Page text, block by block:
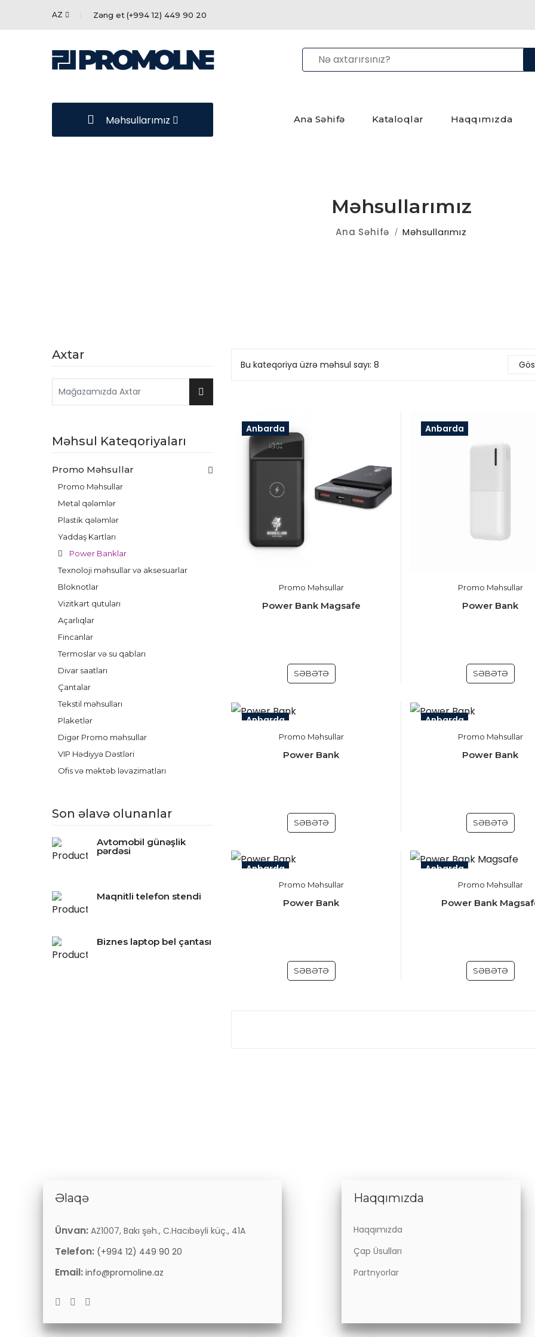
AZ Zəng et (+994 12) 449 90 20
Məhsullarımız Ana Səhifə Kataloqlar Haqqımızda
Məhsullarımız
Ana Səhifə Məhsullarımız
Bu kateqoriya üzrə məhsul sayı: 8
Anbarda
Promo Məhsullar
Power Bank Magsafe
SƏBƏTƏ
Anbarda
Promo Məhsullar
Power Bank
SƏBƏTƏ
Anbarda
Promo Məhsullar
Power Bank
SƏBƏTƏ
Anbarda
Promo Məhsullar
Power Bank
SƏBƏTƏ
Anbarda
Promo Məhsullar
Power Bank
SƏBƏTƏ
Anbarda
Promo Məhsullar
Power Bank
SƏBƏTƏ
Axtar
Məhsul Kateqoriyaları
Promo Məhsullar
Promo Məhsullar
Metal qələmlər
Plastik qələmlər
Yaddaş Kartları
Power Banklar
Texnoloji məhsullar və aksesuarlar
Bloknotlar
Vizitkart qutuları
Açarlıqlar
Fincanlar
Termoslar və su qabları
Divar saatları
Çantalar
Tekstil məhsulları
Plaketlər
Digər Promo məhsullar
VIP Hədiyyə Dəstləri
Ofis və məktəb ləvazimatları
Son əlavə olunanlar
Avtomobil günəşlik
pərdəsi
Maqnitli telefon stendi
Biznes laptop bel çantası
Əlaqə
Ünvan: AZ1007, Bakı şəh., C.Hacıbəyli küç., 41A
Telefon: (+994 12) 449 90 20
Email: info@promoline.az
Haqqımızda
Haqqımızda
Çap Üsulları
Partnyorlar